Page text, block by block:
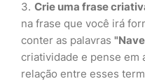
Crie uma frase
na frase que você irá
conter as palavras
criatividade e pense em
relação entre esses